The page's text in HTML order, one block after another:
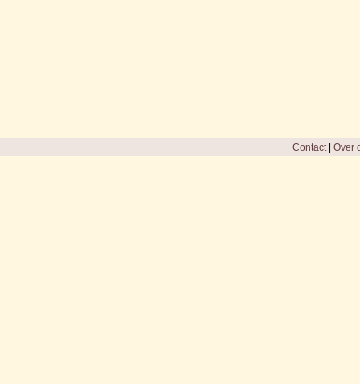
Contact| Over